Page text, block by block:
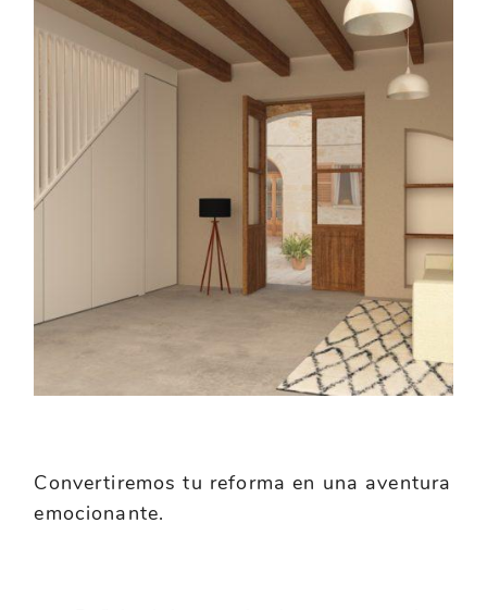
Convertiremos tu reforma en una aventura
emocionante.